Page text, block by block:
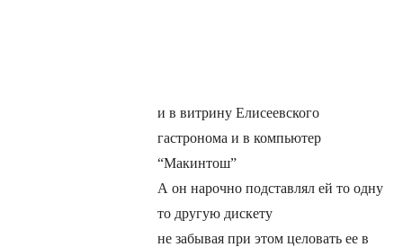
и в витрину Елисеевского
гастронома и в компьютер
“Макинтош”
А он нарочно подставлял ей то одну
то другую дискету
не забывая при этом целовать ее в